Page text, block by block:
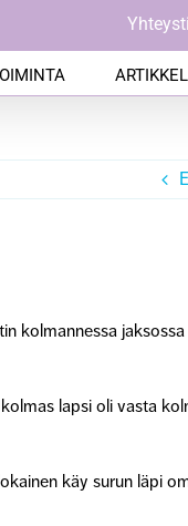
kolmannessa jaksossa
lapsi oli vasta
käy surun läpi